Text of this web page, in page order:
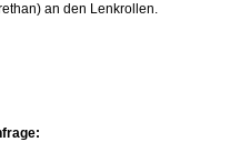
an den Lenkrollen.